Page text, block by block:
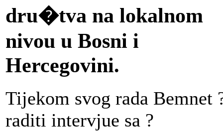
dru�tva na lokalnom
nivou u Bosni i
Hercegovini.
Tijekom svog rada Bemnet
raditi intervjue sa ?